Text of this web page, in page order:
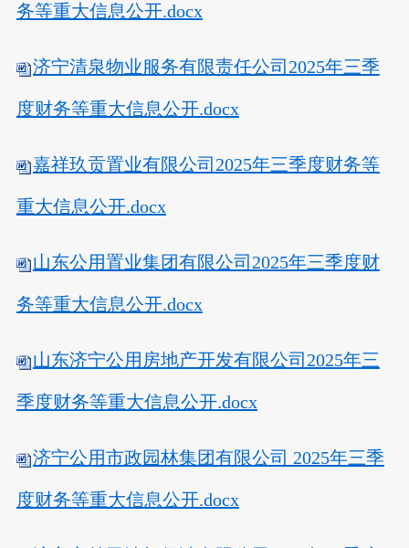
务等重大信息公开.docx
济宁清泉物业服务有限责任公司2025年三季
度财务等重大信息公开.docx
嘉祥玖贡置业有限公司2025年三季度财务等
重大信息公开.docx
山东公用置业集团有限公司2025年三季度财
务等重大信息公开.docx
山东济宁公用房地产开发有限公司2025年三
季度财务等重大信息公开.docx
济宁公用市政园林集团有限公司 2025年三季
度财务等重大信息公开.docx